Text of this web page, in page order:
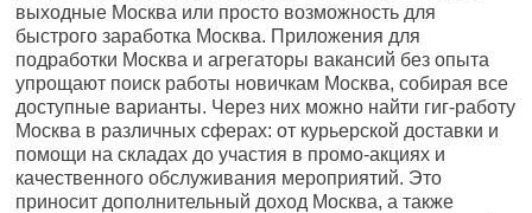
выходные Москва или просто возможность для
быстрого заработка Москва. Приложения для
подработки Москва и агрегаторы вакансий без опыта
упрощают поиск работы новичкам Москва, собирая все
доступные варианты. Через них можно найти гиг-работу
Москва в различных сферах: от курьерской доставки и
помощи на складах до участия в промо-акциях и
качественного обслуживания мероприятий. Это
приносит дополнительный доход Москва, а также